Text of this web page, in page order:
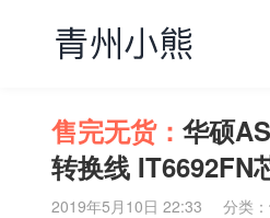
售完无货： 华硕
转换线 IT6692FN
2019年5月10日 22:33 分类：